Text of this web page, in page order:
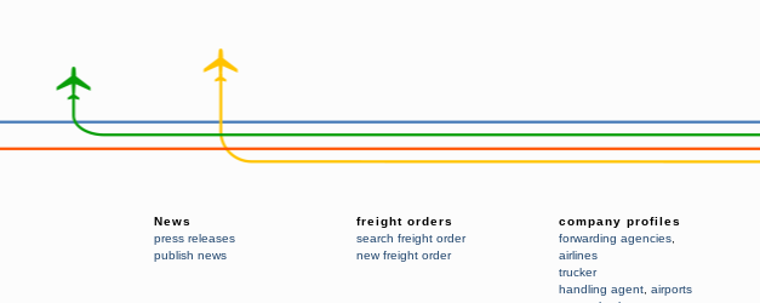
News
press releases
publish news
freight orders
search freight order
new freight order
company profiles
forwarding agencies
airlines
trucker
handling agent airports